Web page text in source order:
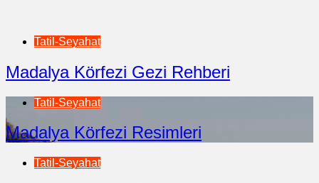
Tatil-Seyahat
Madalya Körfezi Gezi Rehberi
Tatil-Seyahat
Madalya Körfezi Resimleri
Tatil-Seyahat